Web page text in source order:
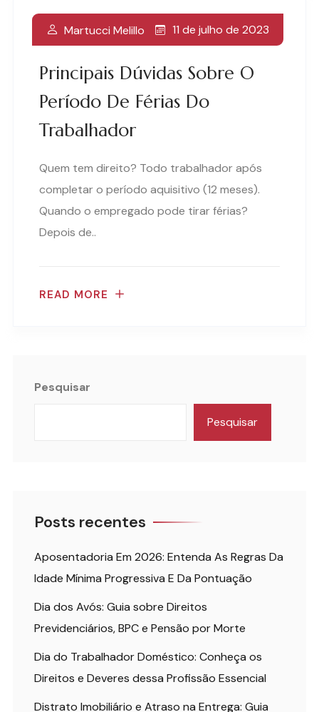
Principais Dúvidas Sobre O
Período De Férias Do
Trabalhador
Martucci Melillo 11 de julho de 2023
Quem tem direito? Todo trabalhador após
completar o período aquisitivo (12 meses).
Quando o empregado pode tirar férias?
Depois de..
READ MORE
Pesquisar
Pesquisar
Posts recentes
Aposentadoria Em 2026: Entenda As Regras Da
Idade Mínima Progressiva E Da Pontuação
Dia dos Avós: Guia sobre Direitos
Previdenciários, BPC e Pensão por Morte
Dia do Trabalhador Doméstico: Conheça os
Direitos e Deveres dessa Profissão Essencial
Distrato Imobiliário e Atraso na Entrega: Guia